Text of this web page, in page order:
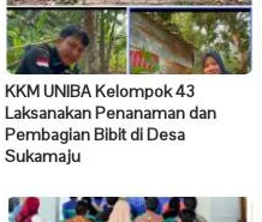
KKM UNIBA Kelompok 43
Laksanakan Penanaman dan
Pembagian Bibit di Desa
Sukamaju